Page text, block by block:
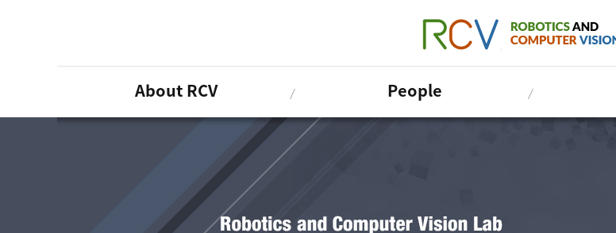
About RCV People